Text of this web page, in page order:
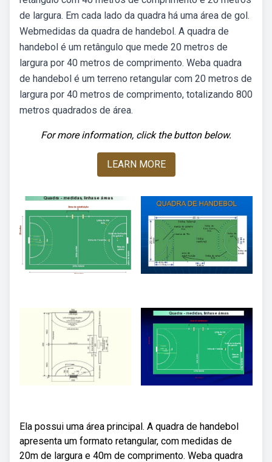
de largura. Em cada lado da quadra há uma área de gol.
Webmedidas da quadra de handebol. A quadra de
handebol é um retângulo que mede 20 metros de
largura por 40 metros de comprimento. Weba quadra
de handebol é um terreno retangular com 20 metros de
largura por 40 metros de comprimento, totalizando 800
metros quadrados de área.
For more information, click the button below.
LEARN MORE
Ela possui uma área principal. A quadra de handebol
apresenta um formato retangular, com medidas de
20m de largura e 40m de comprimento. Weba quadra